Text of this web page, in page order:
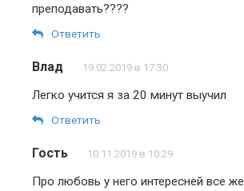
преподавать????
Ответить
Влад 19.02.2019 в 17:30
Легко учится я за 20 минут выучил
Ответить
Гость 10.11.2019 в 10:29
Про любовь у него интересней все же.